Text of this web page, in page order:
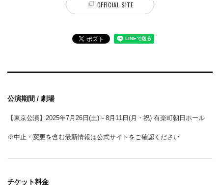
OFFICIAL SITE
公演期間 / 劇場
【東京公演】2025年7月26日(土)～8月11日(月・祝) 有楽町朝日ホール
※中止・変更を含む最新情報は公式サイトをご確認ください
チケット料金